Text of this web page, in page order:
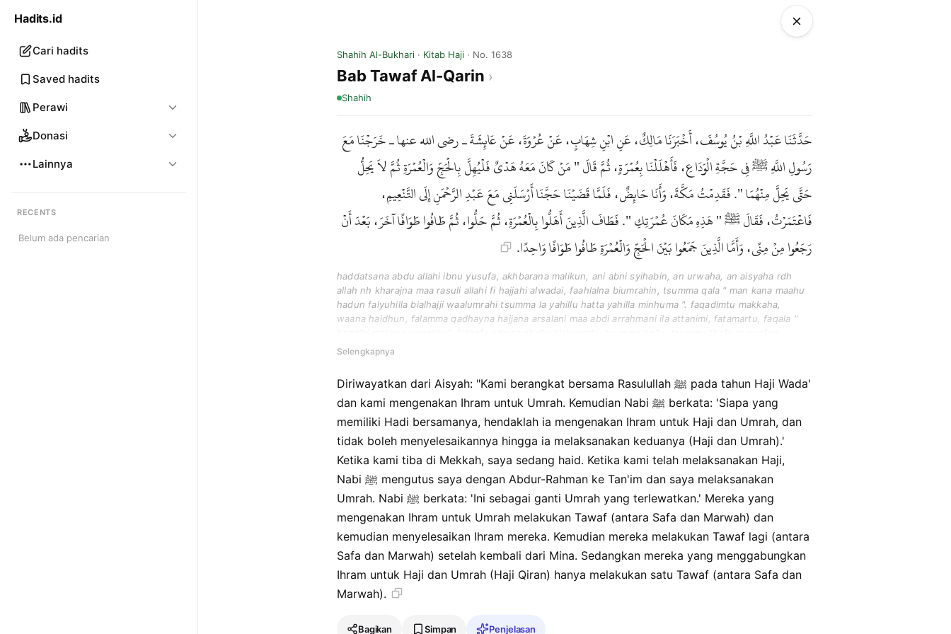
Hadits.id
Cari hadits
Saved hadits
Perawi
Donasi
Lainnya
RECENTS
Belum ada pencarian
Shahih Al-Bukhari · Kitab Haji · No. 1638
Bab Tawaf Al-Qarin
Shahih
حَدَّثَنَا عَبْدُ اللَّهِ بْنُ يُوسُفَ، أَخْبَرَنَا مَالِكٌ، عَنِ ابْنِ شِهَابٍ، عَنْ عُرْوَةَ، عَنْ عَائِشَةَ ـ رضى الله عنها ـ خَرَجْنَا مَعَ
رَسُولِ اللَّهِ ﷺ فِي حَجَّةِ الْوَدَاعِ، فَأَهْلَلْنَا بِعُمْرَةٍ، ثُمَّ قَالَ " مَنْ كَانَ مَعَهُ هَدْىٌ فَلْيُهِلَّ بِالْحَجِّ وَالْعُمْرَةِ ثُمَّ لاَ يَحِلُّ
حَتَّى يَحِلَّ مِنْهُمَا ". فَقَدِمْتُ مَكَّةَ، وَأَنَا حَائِضٌ، فَلَمَّا قَضَيْنَا حَجَّنَا أَرْسَلَنِي مَعَ عَبْدِ الرَّحْمَنِ إِلَى التَّنْعِيمِ،
فَاعْتَمَرْتُ، فَقَالَ ﷺ " هَذِهِ مَكَانَ عُمْرَتِكِ ". فَطَافَ الَّذِينَ أَهَلُّوا بِالْعُمْرَةِ، ثُمَّ حَلُّوا، ثُمَّ طَافُوا طَوَافًا آخَرَ، بَعْدَ أَنْ
رَجَعُوا مِنْ مِنًى، وَأَمَّا الَّذِينَ جَمَعُوا بَيْنَ الْحَجِّ وَالْعُمْرَةِ طَافُوا طَوَافًا وَاحِدًا.
haddatsana abdu allahi ibnu yusufa, akhbarana malikun, ani abni syihabin, an urwaha, an aisyaha rdh
allah nh kharajna maa rasuli allahi fi hajjahi alwadai, faahlalna biumrahin, tsumma qala " man kana maahu
hadun falyuhilla bialhajji waalumrahi tsumma la yahillu hatta yahilla minhuma ". faqadimtu makkaha,
waana haidhun, falamma qadhayna hajjana arsalani maa abdi arrahmani ila attanimi, fatamartu, faqala "
akhara, bada an rajau min minan, waamma adzina jamau bayna alhajji waalumrahi thafu thawafan
Selengkapnya
Diriwayatkan dari Aisyah: "Kami berangkat bersama Rasulullah ﷺ pada tahun Haji Wada'
dan kami mengenakan Ihram untuk Umrah. Kemudian Nabi ﷺ berkata: 'Siapa yang
memiliki Hadi bersamanya, hendaklah ia mengenakan Ihram untuk Haji dan Umrah, dan
tidak boleh menyelesaikannya hingga ia melaksanakan keduanya (Haji dan Umrah).'
Ketika kami tiba di Mekkah, saya sedang haid. Ketika kami telah melaksanakan Haji,
Nabi ﷺ mengutus saya dengan Abdur-Rahman ke Tan'im dan saya melaksanakan
Umrah. Nabi ﷺ berkata: 'Ini sebagai ganti Umrah yang terlewatkan.' Mereka yang
mengenakan Ihram untuk Umrah melakukan Tawaf (antara Safa dan Marwah) dan
kemudian menyelesaikan Ihram mereka. Kemudian mereka melakukan Tawaf lagi (antara
Safa dan Marwah) setelah kembali dari Mina. Sedangkan mereka yang menggabungkan
Ihram untuk Haji dan Umrah (Haji Qiran) hanya melakukan satu Tawaf (antara Safa dan
Marwah).
Bagikan Simpan Penjelasan